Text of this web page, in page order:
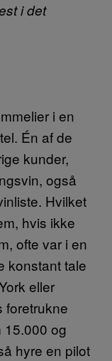
i det
i en
Én af de
kunder,
også
Hvilket
hvis ikke
ofte var i en
konstant tale
eller
foretrukne
15.000 og
hyre en pilot